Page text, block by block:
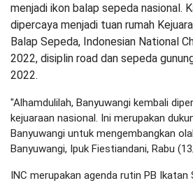
menjadi ikon balap sepeda nasional.
dipercaya menjadi tuan rumah
Balap Sepeda, Indonesian National
2022, disiplin road dan sepeda
2022.
"Alhamdulilah, Banyuwangi kembali
kejuaraan nasional. Ini merupakan
Banyuwangi untuk mengembangkan
Banyuwangi, Ipuk Fiestiandani, Rabu
INC merupakan agenda rutin PB